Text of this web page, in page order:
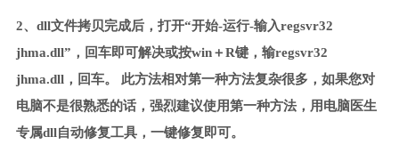
2、dll文件拷贝完成后，打开“开始-运行-输入regsvr32
jhma.dll”，回车即可解决或按win＋R键，输regsvr32
jhma.dll，回车。 此方法相对第一种方法复杂很多，如果您对
电脑不是很熟悉的话，强烈建议使用第一种方法，用电脑医生
专属dll自动修复工具，一键修复即可。